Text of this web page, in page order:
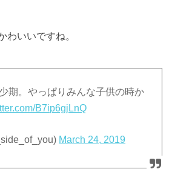
わいいですね。
期。やっぱりみんな子供の時か
B7ip6gjLnQ
March 24, 2019